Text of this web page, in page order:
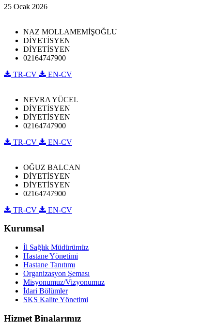
25 Ocak 2026
NAZ MOLLAMEMİŞOĞLU
DİYETİSYEN
DİYETİSYEN
02164747900
TR-CV
EN-CV
NEVRA YÜCEL
DİYETİSYEN
DİYETİSYEN
02164747900
TR-CV
EN-CV
OĞUZ BALCAN
DİYETİSYEN
DİYETİSYEN
02164747900
TR-CV
EN-CV
Kurumsal
İl Sağlık Müdürümüz
Hastane Yönetimi
Hastane Tanıtımı
Organizasyon Şeması
Misyonumuz/Vizyonumuz
İdari Bölümler
SKS Kalite Yönetimi
Hizmet Binalarımız